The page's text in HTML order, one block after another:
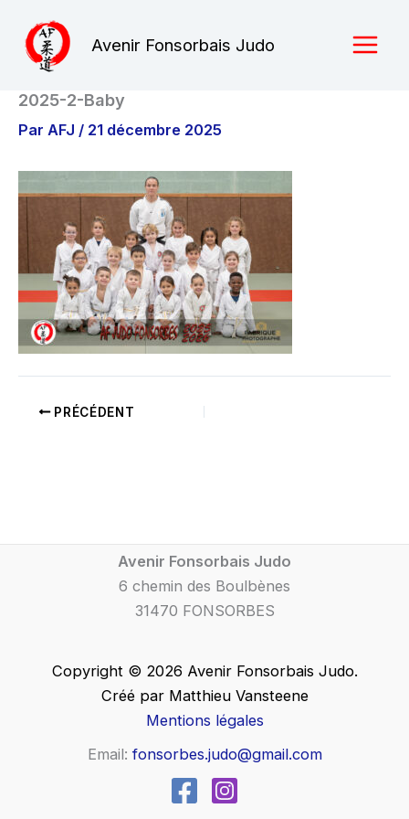
contenu
Avenir Fonsorbais Judo
2025-2-Baby
Par AFJ / 21 décembre 2025
PRÉCÉDENT
Avenir Fonsorbais Judo
6 chemin des Boulbènes
31470 FONSORBES
Copyright © 2026 Avenir Fonsorbais Judo.
Créé par Matthieu Vansteene
Mentions légales
Email: fonsorbes.judo@gmail.com